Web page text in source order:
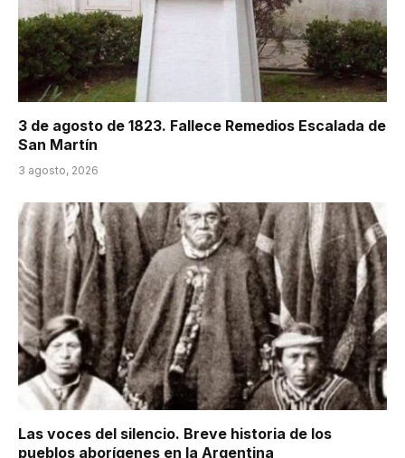
3 de agosto de 1823. Fallece Remedios Escalada de
San Martín
3 agosto, 2026
Las voces del silencio. Breve historia de los
pueblos aborígenes en la Argentina